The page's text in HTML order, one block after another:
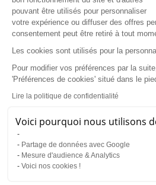
pouvant être utilisés pour personnaliser
votre expérience ou diffuser des offres
consentement peut être retiré à tout
Les cookies sont utilisés pour la
Pour modifier vos préférences par la
'Préférences de cookies' situé dans le
Lire la politique de confidentialité
Voici pourquoi nous utilisons
Partage de données avec Google
Mesure d'audience & Analytics
Voici nos cookies !
gagner du muscle
vous conseillons de
avant de pratiquer le
QUELLE
POUR GAGNER
RAPIDEMENT ?
En termes
qualité des aliments que
nutrition sportive du